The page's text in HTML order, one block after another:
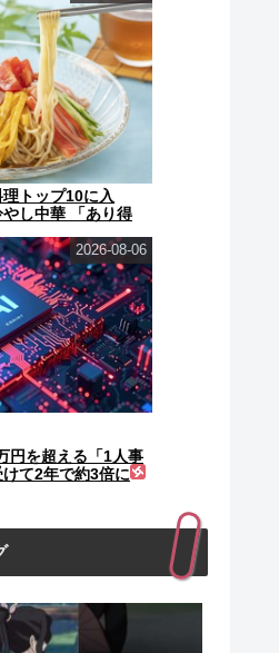
トップ10に入
し中華 「あり得
円を超える「1人事
て2年で約3倍に
2026-08-06